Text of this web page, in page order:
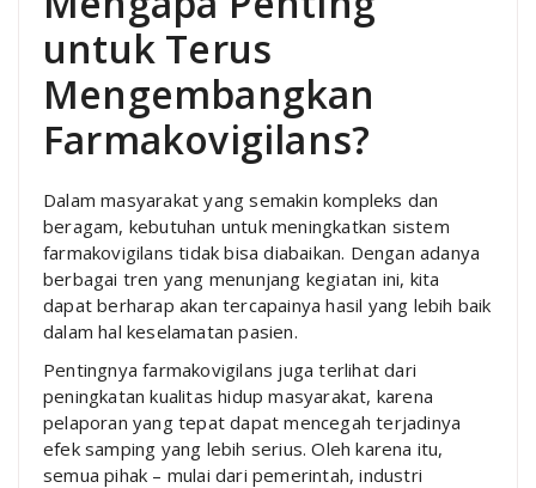
untuk Terus
Mengembangkan
Farmakovigilans?
Dalam masyarakat yang semakin kompleks dan
beragam, kebutuhan untuk meningkatkan sistem
farmakovigilans tidak bisa diabaikan. Dengan adanya
berbagai tren yang menunjang kegiatan ini, kita
dapat berharap akan tercapainya hasil yang lebih baik
dalam hal keselamatan pasien.
Pentingnya farmakovigilans juga terlihat dari
peningkatan kualitas hidup masyarakat, karena
pelaporan yang tepat dapat mencegah terjadinya
efek samping yang lebih serius. Oleh karena itu,
semua pihak – mulai dari pemerintah, industri